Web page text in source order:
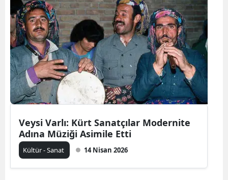
Veysi Varlı: Kürt Sanatçılar Modernite
Adına Müziği Asimile Etti
Kültür - Sanat 14 Nisan 2026